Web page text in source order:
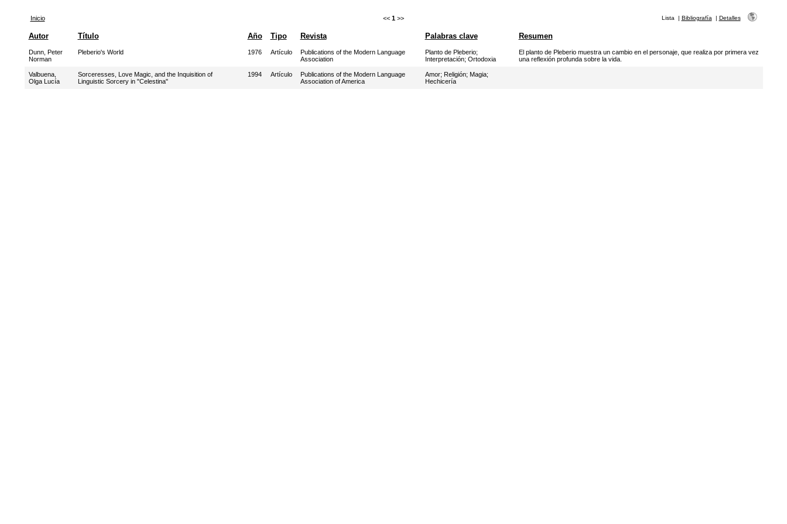
Inicio << 1 >> Lista | Bibliografía | Detalles
Autor Título Año Tipo Revista Palabras clave Resumen
Dunn, Peter
Norman
Pleberio's World 1976 Artículo
Publications of the Modern Language
Association
Planto de Pleberio;
Interpretación; Ortodoxia
El planto de Pleberio muestra un cambio en el personaje, que realiza por primera vez
una reflexión profunda sobre la vida.
Valbuena,
Olga Lucía
Sorceresses, Love Magic, and the Inquisition of
Linguistic Sorcery in "Celestina"
1994 Artículo
Publications of the Modern Language
Association of America
Amor; Religión; Magia;
Hechicería